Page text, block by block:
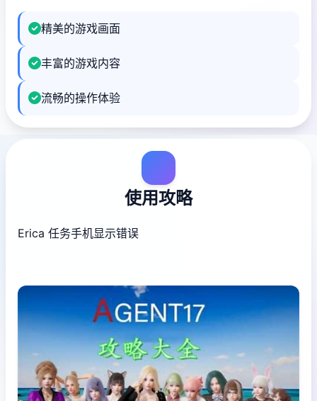
精美的游戏画面
丰富的游戏内容
流畅的操作体验
使用攻略
Erica 任务手机显示错误